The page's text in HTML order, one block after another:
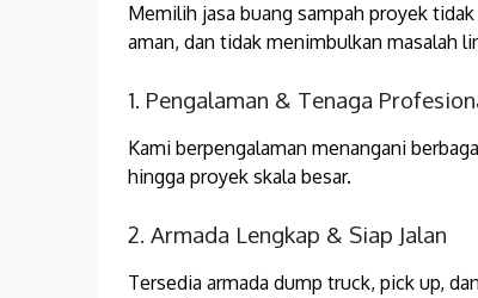
Memilih jasa buang sampah proyek
aman, dan tidak menimbulkan masalah
1. Pengalaman & Tenaga
Kami berpengalaman menangani
hingga proyek skala besar.
2. Armada Lengkap & Siap Jalan
Tersedia armada dump truck, pick up,